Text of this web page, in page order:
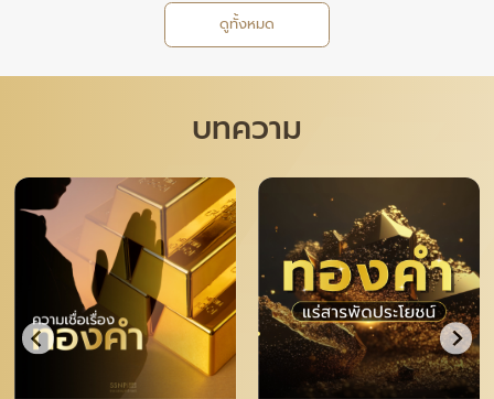
ดูทั้งหมด
บทความ